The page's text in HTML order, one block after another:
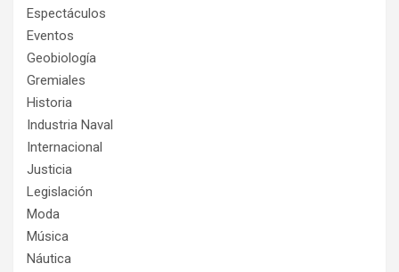
Espectáculos
Eventos
Geobiología
Gremiales
Historia
Industria Naval
Internacional
Justicia
Legislación
Moda
Música
Náutica